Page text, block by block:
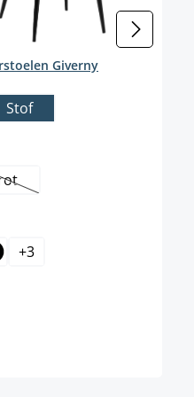
Giverny
Stof
momenteel niet beschikbaar.)
(Deze optie is momenteel niet
optie is momenteel niet
+3